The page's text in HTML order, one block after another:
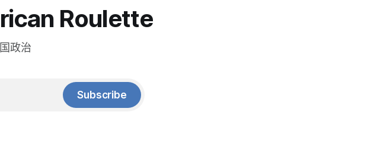
Roulette
政治
Subscribe